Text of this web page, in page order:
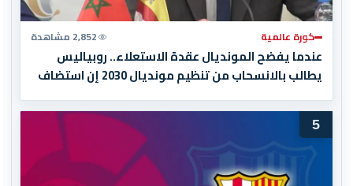
كورة عالمية 2,852 مشاهدة
عندما يفضح المونديال عقدة الاستعلاء.. روبياليس
يطالب بالانسحاب من تنظيم مونديال 2030 إن استضاف
المغرب المباراة النهائية!
5